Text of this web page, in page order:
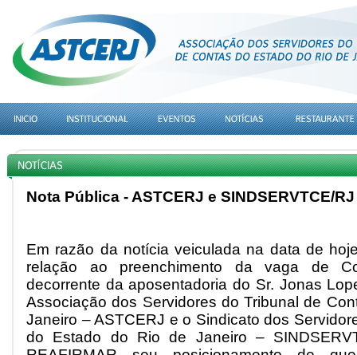
Nota Pública - ASTCERJ e SINDSERVTCE/RJ
Em razão da notícia veiculada na data de
relação ao preenchimento da vaga de
decorrente da aposentadoria do Sr. Jonas
Associação dos Servidores do Tribunal de
Janeiro – ASTCERJ e o Sindicato dos
do Estado do Rio de Janeiro –